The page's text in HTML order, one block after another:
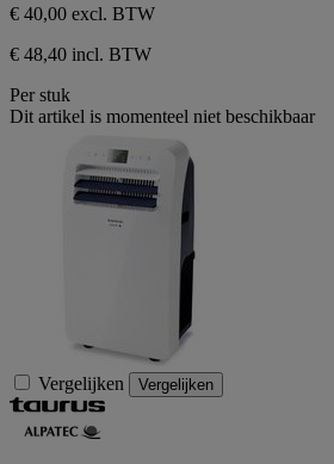
€ 40,00 excl. BTW
€ 48,40 incl. BTW
Per stuk
Dit artikel is momenteel niet beschikbaar
Vergelijken Vergelijken